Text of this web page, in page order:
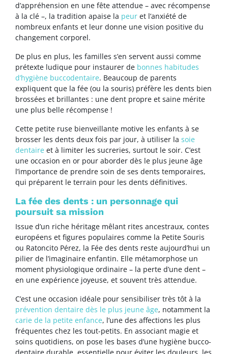
d’appréhension en une fête attendue – avec récompense
à la clé –, la tradition apaise la peur et l’anxiété de
nombreux enfants et leur donne une vision positive du
changement corporel.
De plus en plus, les familles s’en servent aussi comme
prétexte ludique pour instaurer de bonnes habitudes
d’hygiène buccodentaire. Beaucoup de parents
expliquent que la fée (ou la souris) préfère les dents bien
brossées et brillantes : une dent propre et saine mérite
une plus belle récompense !
Cette petite ruse bienveillante motive les enfants à se
brosser les dents deux fois par jour, à utiliser la soie
dentaire et à limiter les sucreries, surtout le soir. C’est
une occasion en or pour aborder dès le plus jeune âge
l’importance de prendre soin de ses dents temporaires,
qui préparent le terrain pour les dents définitives.
La fée des dents : un personnage qui
poursuit sa mission
Issue d’un riche héritage mêlant rites ancestraux, contes
européens et figures populaires comme la Petite Souris
ou Ratoncito Pérez, la Fée des dents reste aujourd’hui un
pilier de l’imaginaire enfantin. Elle métamorphose un
moment physiologique ordinaire – la perte d’une dent –
en une expérience joyeuse, et souvent très attendue.
C’est une occasion idéale pour sensibiliser très tôt à la
prévention dentaire dès le plus jeune âge, notamment la
carie de la petite enfance, l’une des affections les plus
fréquentes chez les tout-petits. En associant magie et
soins quotidiens, on pose les bases d’une hygiène bucco-